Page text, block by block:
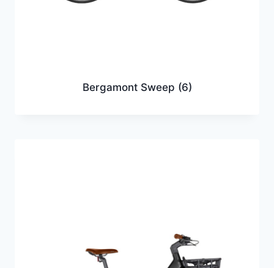
Bergamont Sweep (6)